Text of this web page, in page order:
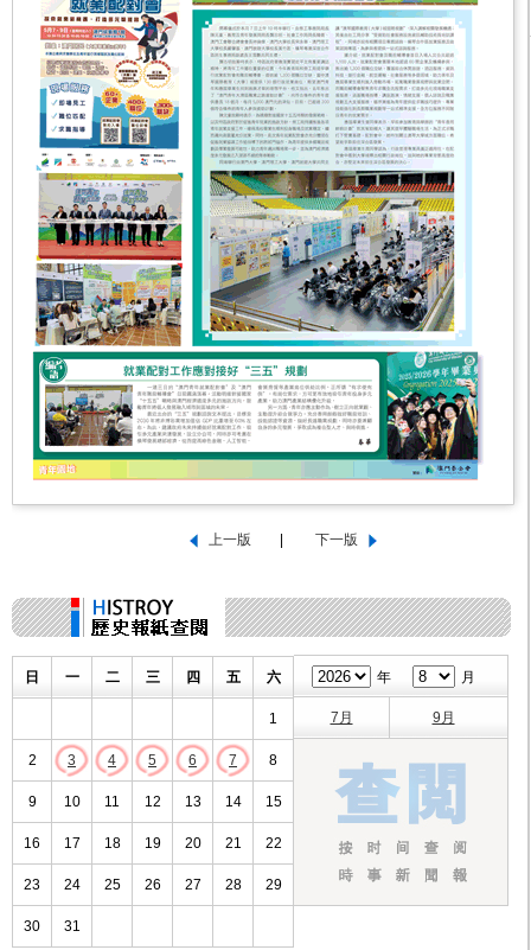
日 一 二 三 四 五 六
1
2 3 4 5 6 7 8
9 10 11 12 13 14 15
16 17 18 19 20 21 22
23 24 25 26 27 28 29
30 31
年 月
7月 9月